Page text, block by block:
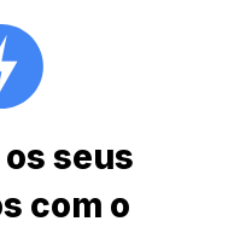
seus
com o